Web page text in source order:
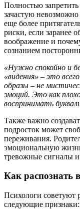
Полностью
зачастую
еще более
риски, если заранее
воображение и
сознанием
«Нужно спокойно и
«видения» – это
образы – не
эмоций. Это как
воспринимать
Также важно
подросток может
переживания.
эмоциональную
тревожные сигналы и
Как распознать
Психологи советуют
следующие признаки: